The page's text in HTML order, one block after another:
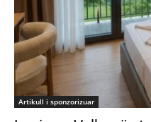
Artikull i sponzorizuar